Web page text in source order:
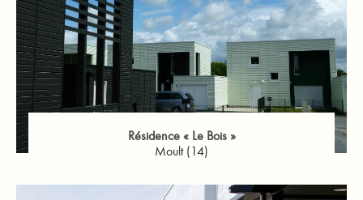
Résidence « Le Bois »
Moult (14)